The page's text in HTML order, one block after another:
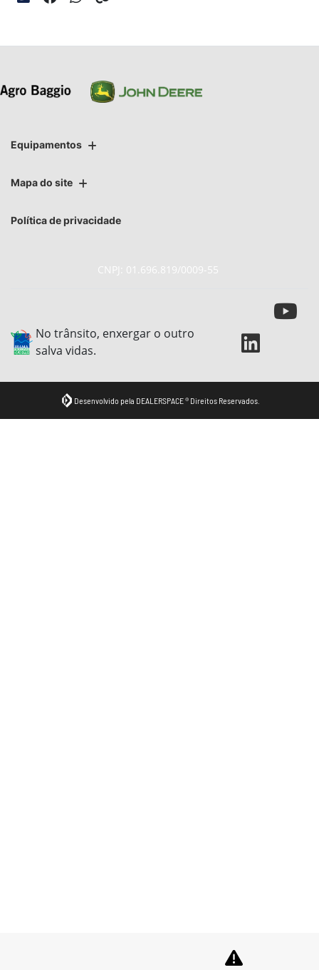
Equipamentos
Mapa do site
Política de privacidade
CNPJ: 01.696.819/0009-55
No trânsito, enxergar o outro
salva vidas.
Desenvolvido pela DEALERSPACE ® Direitos Reservados.